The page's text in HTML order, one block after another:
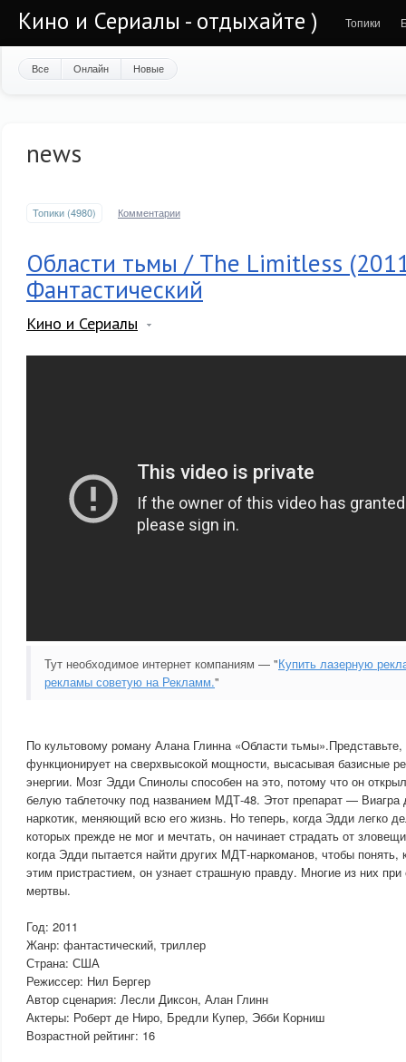
Кино и Сериалы - отдыхайте ) Топики
Все Онлайн Новые
news
Топики (4980) Комментарии
Области тьмы / The Limitless
Фантастический
Кино и Сериалы
Тут необходимое интернет компаниям — "Купить лазерную
рекламы советую на Рекламм."
По культовому роману Алана Глинна «Области
функционирует на сверхвысокой мощности, высасывая базисные
энергии. Мозг Эдди Спинолы способен на это, потому что он
белую таблеточку под названием МДТ-48. Этот препарат — Виагра
наркотик, меняющий всю его жизнь. Но теперь, когда Эдди легко
которых прежде не мог и мечтать, он начинает страдать от
когда Эдди пытается найти других МДТ-наркоманов, чтобы понять,
этим пристрастием, он узнает страшную правду. Многие из них
мертвы.
Год: 2011
Жанр: фантастический, триллер
Страна: США
Режиссер: Нил Бергер
Автор сценария: Лесли Диксон, Алан Глинн
Актеры: Роберт де Ниро, Бредли Купер, Эбби Корниш
Возрастной рейтинг: 16